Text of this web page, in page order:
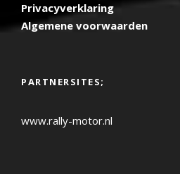
Privacyverklaring
Algemene voorwaarden
PARTNERSITES;
www.rally-motor.nl